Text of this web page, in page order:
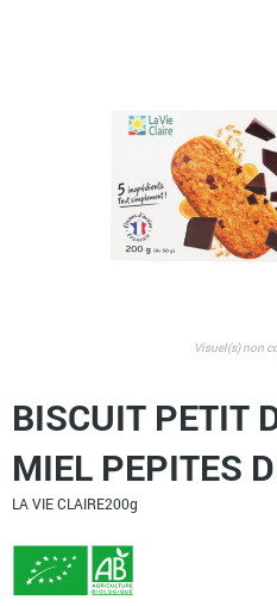
Visuel(s) non
BISCUIT PETIT
MIEL PEPITES
LA VIE CLAIRE200g